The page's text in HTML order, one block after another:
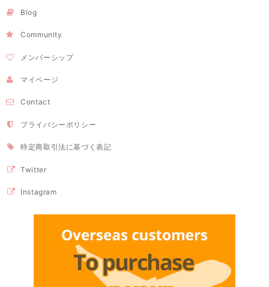
Blog
Community
メンバーシップ
マイページ
Contact
プライバシーポリシー
特定商取引法に基づく表記
Twitter
Instagram